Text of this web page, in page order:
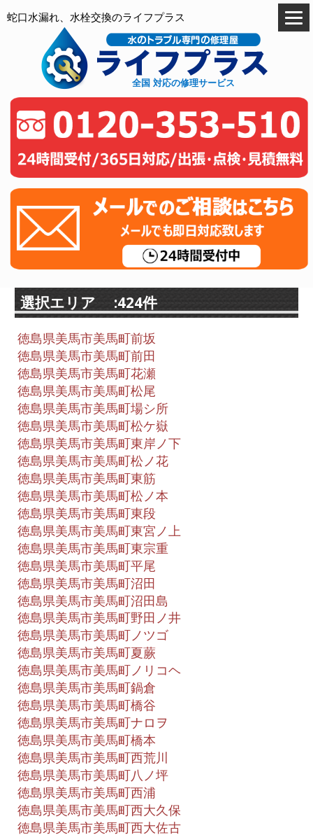
蛇口水漏れ、水栓交換のライフプラス
全国 対応の修理サービス
選択エリア :424件
徳島県美馬市美馬町前坂
徳島県美馬市美馬町前田
徳島県美馬市美馬町花瀬
徳島県美馬市美馬町松尾
徳島県美馬市美馬町場シ所
徳島県美馬市美馬町松ケ嶽
徳島県美馬市美馬町東岸ノ下
徳島県美馬市美馬町松ノ花
徳島県美馬市美馬町東筋
徳島県美馬市美馬町松ノ本
徳島県美馬市美馬町東段
徳島県美馬市美馬町東宮ノ上
徳島県美馬市美馬町東宗重
徳島県美馬市美馬町平尾
徳島県美馬市美馬町沼田
徳島県美馬市美馬町沼田島
徳島県美馬市美馬町野田ノ井
徳島県美馬市美馬町ノツゴ
徳島県美馬市美馬町夏蕨
徳島県美馬市美馬町ノリコヘ
徳島県美馬市美馬町鍋倉
徳島県美馬市美馬町橋谷
徳島県美馬市美馬町ナロヲ
徳島県美馬市美馬町橋本
徳島県美馬市美馬町西荒川
徳島県美馬市美馬町八ノ坪
徳島県美馬市美馬町西浦
徳島県美馬市美馬町西大久保
徳島県美馬市美馬町西大佐古